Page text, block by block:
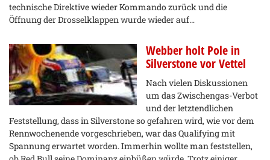
technische Direktive wieder Kommando zurück und die
Öffnung der Drosselklappen wurde wieder auf…
Webber holt Pole in
Silverstone vor Vettel
Nach vielen Diskussionen
um das Zwischengas-Verbot
und der letztendlichen
Feststellung, dass in Silverstone so gefahren wird, wie vor dem
Rennwochenende vorgeschrieben, war das Qualifying mit
Spannung erwartet worden. Immerhin wollte man feststellen,